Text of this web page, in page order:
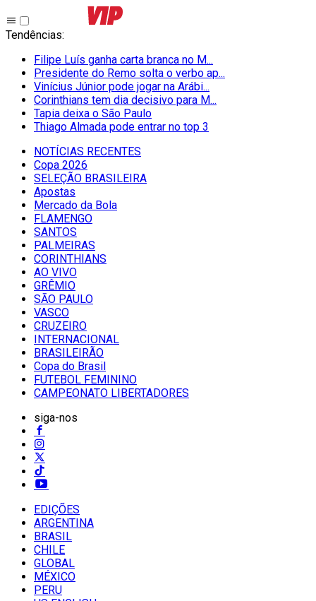
Tendências:
Filipe Luís ganha carta branca no M...
Presidente do Remo solta o verbo ap...
Vinícius Júnior pode jogar na Arábi...
Corinthians tem dia decisivo para M...
Tapia deixa o São Paulo
Thiago Almada pode entrar no top 3
NOTÍCIAS RECENTES
Copa 2026
SELEÇÃO BRASILEIRA
Apostas
Mercado da Bola
FLAMENGO
SANTOS
PALMEIRAS
CORINTHIANS
AO VIVO
GRÊMIO
SĀO PAULO
VASCO
CRUZEIRO
INTERNACIONAL
BRASILEIRÃO
Copa do Brasil
FUTEBOL FEMININO
CAMPEONATO LIBERTADORES
siga-nos
EDIÇÕES
ARGENTINA
BRASIL
CHILE
GLOBAL
MÉXICO
PERU